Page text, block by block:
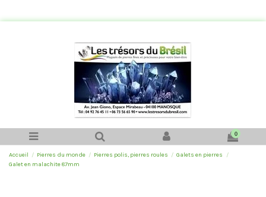
0
Accueil Pierres du monde Pierres polis, pierres roules
Galets en pierres
Galet en malachite 87mm